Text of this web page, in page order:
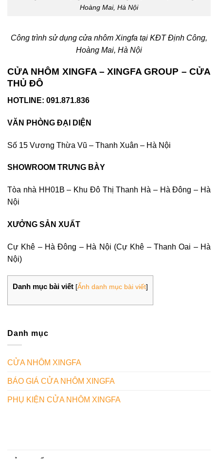
Hoàng Mai, Hà Nội
Công trình sử dụng cửa nhôm Xingfa tại KĐT Định Công,
Hoàng Mai, Hà Nội
CỬA NHÔM XINGFA – XINGFA GROUP – CỬA
THỦ ĐÔ
HOTLINE: 091.871.836
VĂN PHÒNG ĐẠI DIỆN
Số 15 Vương Thừa Vũ – Thanh Xuân – Hà Nội
SHOWROOM TRƯNG BÀY
Tòa nhà HH01B – Khu Đô Thị Thanh Hà – Hà Đông – Hà
Nội
XƯỞNG SẢN XUẤT
Cự Khê – Hà Đông – Hà Nội (Cự Khê – Thanh Oai – Hà
Nội)
Danh mục bài viết [Ẩnh danh mục bài viết]
Danh mục
CỬA NHÔM XINGFA
BÁO GIÁ CỬA NHÔM XINGFA
PHỤ KIỆN CỬA NHÔM XINGFA